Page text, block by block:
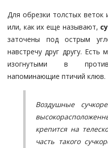
Для обрезки толстых веток
или, как их еще называют,
заточены под острым
навстречу друг другу. Есть
изогнутыми в
напоминающие птичий клюв.
Воздушные
крепится на
часть такого